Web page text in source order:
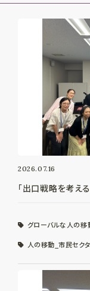
2026.07.16
「出口戦略を考え
グローバルな人の移
人の移動_市民セク